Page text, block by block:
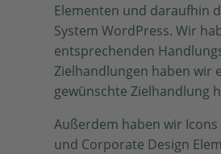
Elementen und daraufhin
System WordPress. Wir
entsprechenden
Zielhandlungen haben wir
gewünschte Zielhandlung
Außerdem haben wir
und Corporate Design